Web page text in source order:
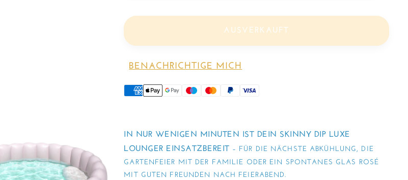
AUSVERKAUFT
BENACHRICHTIGE MICH
IN NUR WENIGEN MINUTEN IST DEIN SKINNY DIP LUXE
LOUNGER EINSATZBEREIT – FÜR DIE NÄCHSTE ABKÜHLUNG, DIE
GARTENFEIER MIT DER FAMILIE ODER EIN SPONTANES GLAS ROSÉ
MIT GUTEN FREUNDEN NACH FEIERABEND.